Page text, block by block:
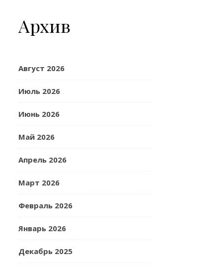
Архив
Август 2026
Июль 2026
Июнь 2026
Май 2026
Апрель 2026
Март 2026
Февраль 2026
Январь 2026
Декабрь 2025